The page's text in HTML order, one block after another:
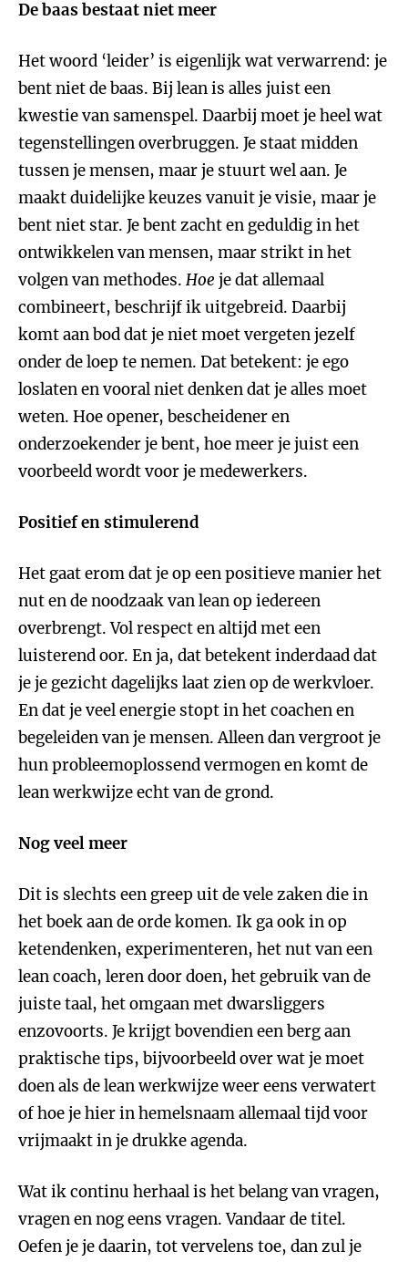
De baas bestaat niet meer
Het woord ‘leider’ is eigenlijk wat verwarrend: je
bent niet de baas. Bij lean is alles juist een
kwestie van samenspel. Daarbij moet je heel wat
tegenstellingen overbruggen. Je staat midden
tussen je mensen, maar je stuurt wel aan. Je
maakt duidelijke keuzes vanuit je visie, maar je
bent niet star. Je bent zacht en geduldig in het
ontwikkelen van mensen, maar strikt in het
volgen van methodes. Hoe je dat allemaal
combineert, beschrijf ik uitgebreid. Daarbij
komt aan bod dat je niet moet vergeten jezelf
onder de loep te nemen. Dat betekent: je ego
loslaten en vooral niet denken dat je alles moet
weten. Hoe opener, bescheidener en
onderzoekender je bent, hoe meer je juist een
voorbeeld wordt voor je medewerkers.
Positief en stimulerend
Het gaat erom dat je op een positieve manier het
nut en de noodzaak van lean op iedereen
overbrengt. Vol respect en altijd met een
luisterend oor. En ja, dat betekent inderdaad dat
je je gezicht dagelijks laat zien op de werkvloer.
En dat je veel energie stopt in het coachen en
begeleiden van je mensen. Alleen dan vergroot je
hun probleemoplossend vermogen en komt de
lean werkwijze echt van de grond.
Nog veel meer
Dit is slechts een greep uit de vele zaken die in
het boek aan de orde komen. Ik ga ook in op
ketendenken, experimenteren, het nut van een
lean coach, leren door doen, het gebruik van de
juiste taal, het omgaan met dwarsliggers
enzovoorts. Je krijgt bovendien een berg aan
praktische tips, bijvoorbeeld over wat je moet
doen als de lean werkwijze weer eens verwatert
of hoe je hier in hemelsnaam allemaal tijd voor
vrijmaakt in je drukke agenda.
Wat ik continu herhaal is het belang van vragen,
vragen en nog eens vragen. Vandaar de titel.
Oefen je je daarin, tot vervelens toe, dan zul je